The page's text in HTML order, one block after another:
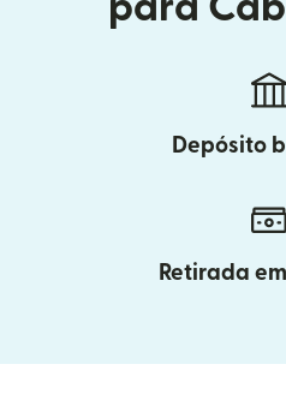
para
Depósito
Retirada